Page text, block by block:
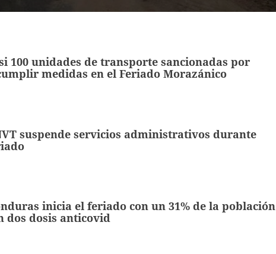
100 unidades de transporte sancionadas por
medidas en el Feriado Morazánico
suspende servicios administrativos durante
inicia el feriado con un 31% de la población
dos dosis anticovid